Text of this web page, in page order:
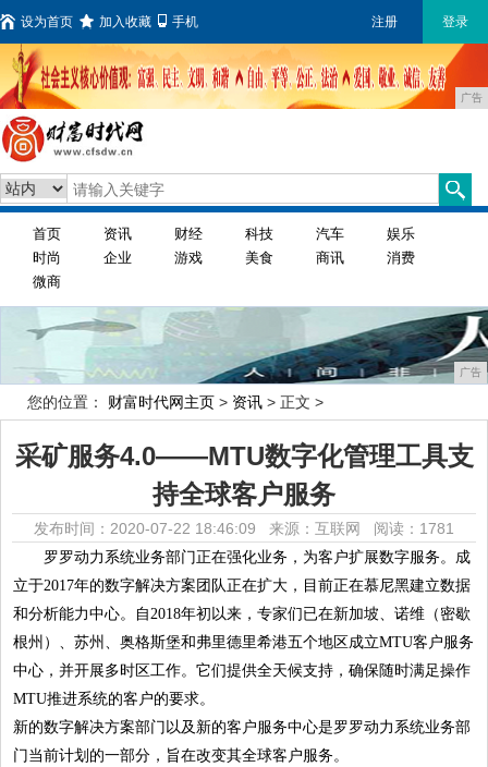
设为首页 加入收藏 手机 注册 登录
广告
首页 资讯 财经 科技 汽车
娱乐
时尚
企业 游戏 美食 商讯
消费
微商
广告
您的位置： 财富时代网主页 > 资讯 > 正文 >
采矿服务4.0——MTU数字化管理工具支
持全球客户服务
发布时间：2020-07-22 18:46:09 来源：互联网 阅读：1781
罗罗动力系统业务部门正在强化业务，为客户扩展数字服务。成
立于2017年的数字解决方案团队正在扩大，目前正在慕尼黑建立数据
和分析能力中心。自2018年初以来，专家们已在新加坡、诺维（密歇
根州）、苏州、奥格斯堡和弗里德里希港五个地区成立MTU客户服务
中心，并开展多时区工作。它们提供全天候支持，确保随时满足操作
MTU推进系统的客户的要求。
新的数字解决方案部门以及新的客户服务中心是罗罗动力系统业务部
门当前计划的一部分，旨在改变其全球客户服务。